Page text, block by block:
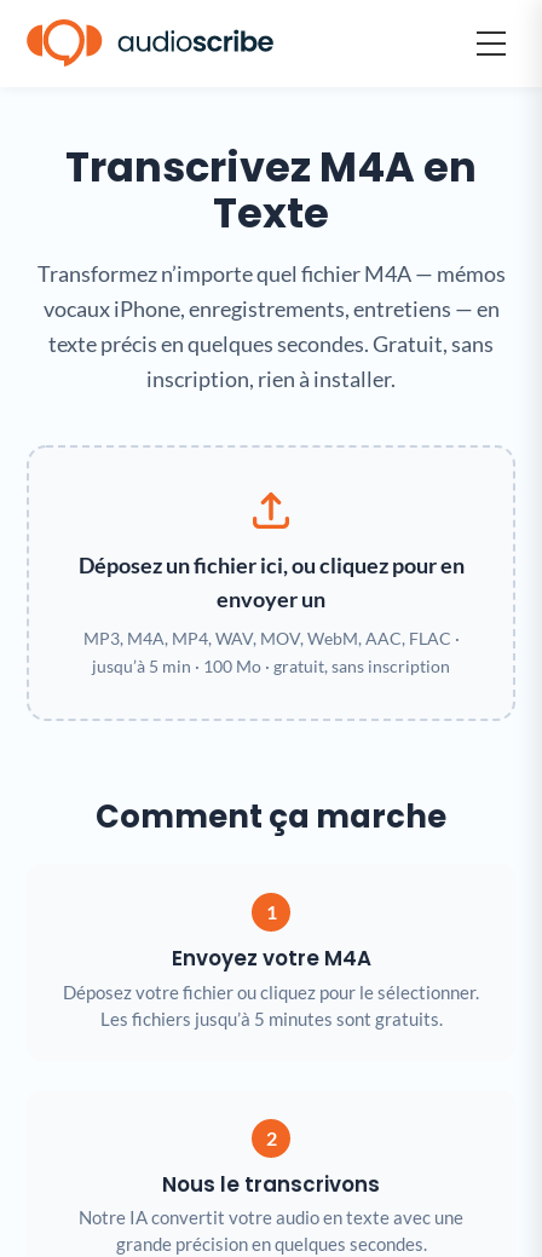
Transcrivez M4A en
Texte
Transformez n’importe quel fichier M4A — mémos
vocaux iPhone, enregistrements, entretiens — en
texte précis en quelques secondes. Gratuit, sans
inscription, rien à installer.
Déposez un fichier ici, ou cliquez pour en
envoyer un
MP3, M4A, MP4, WAV, MOV, WebM, AAC, FLAC ·
jusqu’à 5 min · 100 Mo · gratuit, sans inscription
Comment ça marche
1
Envoyez votre M4A
Déposez votre fichier ou cliquez pour le sélectionner.
Les fichiers jusqu’à 5 minutes sont gratuits.
2
Nous le transcrivons
Notre IA convertit votre audio en texte avec une
grande précision en quelques secondes.